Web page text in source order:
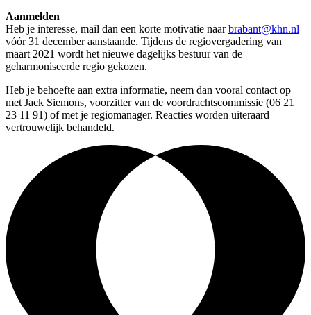
Aanmelden
Heb je interesse, mail dan een korte motivatie naarbrabant@khn.nl
vóór 31 december aanstaande. Tijdens de regiovergadering van
maart 2021 wordt het nieuwe dagelijks bestuur van de
geharmoniseerde regio gekozen.
Heb je behoefte aan extra informatie, neem dan vooral contact op
met Jack Siemons, voorzitter van de voordrachtscommissie (06 21
23 11 91) of met je regiomanager. Reacties worden uiteraard
vertrouwelijk behandeld.